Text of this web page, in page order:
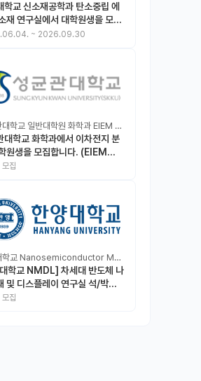
학교 신소재공학과 탄소중립 에
재 연구실에서 대학원생을 모집
.
~ 2026.09.30
성균관대학교 일반대학원 화학과 EIEM Lab
대학교 화학과에서 이차전지 분
원생을 모집합니다. (EIEM
모집
한양대학교 Nanosemiconductor Materials & Display Laboratory
학교 NMDL] 차세대 반도체 나
및 디스플레이 연구실 석/박사/
집
모집